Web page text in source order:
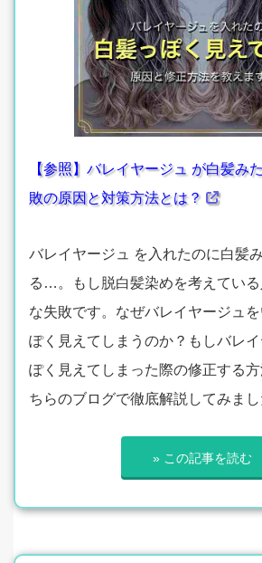
【参照】バレイヤージュ が白髪み
敗の原因と対策方法とは？
バレイヤージュ を入れたのに白髪
る…。もし脱白髪染めを考えてい
な失敗です。なぜバレイヤージュ
ぽく見えてしまうのか？もしバレ
ぽく見えてしまった際の修正する
ちらのブログで徹底解説してみま
» この記事を読む